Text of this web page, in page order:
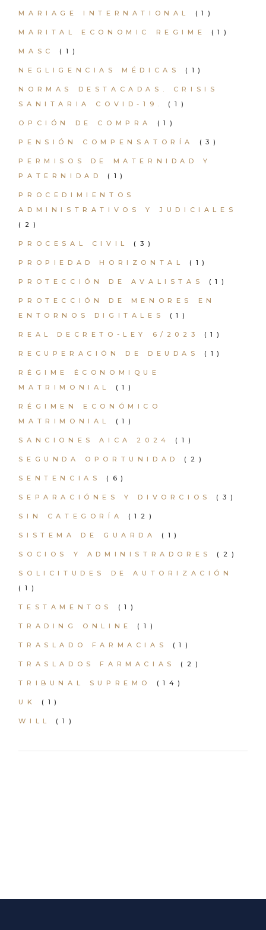
MARIAGE INTERNATIONAL (1)
MARITAL ECONOMIC REGIME (1)
MASC (1)
NEGLIGENCIAS MÉDICAS (1)
NORMAS DESTACADAS. CRISIS
SANITARIA COVID-19.
(1)
OPCIÓN DE COMPRA (1)
PENSIÓN COMPENSATORÍA (3)
PERMISOS DE MATERNIDAD Y
PATERNIDAD
(1)
PROCEDIMIENTOS
ADMINISTRATIVOS Y JUDICIALES
(2)
PROCESAL CIVIL (3)
PROPIEDAD HORIZONTAL (1)
PROTECCIÓN DE AVALISTAS (1)
PROTECCIÓN DE MENORES EN
ENTORNOS DIGITALES
(1)
REAL DECRETO-LEY 6/2023 (1)
RECUPERACIÓN DE DEUDAS (1)
RÉGIME ÉCONOMIQUE
MATRIMONIAL
(1)
RÉGIMEN ECONÓMICO
MATRIMONIAL
(1)
SANCIONES AICA 2024 (1)
SEGUNDA OPORTUNIDAD (2)
SENTENCIAS (6)
SEPARACIÓNES Y DIVORCIOS (3)
SIN CATEGORÍA (12)
SISTEMA DE GUARDA (1)
SOCIOS Y ADMINISTRADORES (2)
SOLICITUDES DE AUTORIZACIÓN
(1)
TESTAMENTOS (1)
TRADING ONLINE (1)
TRASLADO FARMACIAS (1)
TRASLADOS FARMACIAS (2)
TRIBUNAL SUPREMO (14)
UK (1)
WILL (1)